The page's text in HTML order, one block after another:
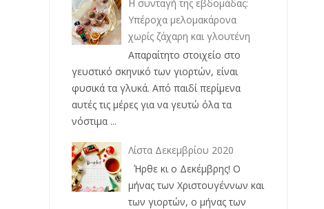
Η συνταγή της εβδομάδας:
Υπέροχα μελομακάρονα
χωρίς ζάχαρη και γλουτένη
Απαραίτητο στοιχείο στο
γευστικό σκηνικό των γιορτών, είναι
φυσικά τα γλυκά. Από παιδί περίμενα
αυτές τις μέρες για να γευτώ όλα τα
νόστιμα ...
Λίστα Δεκεμβρίου 2020
Ήρθε κι ο Δεκέμβρης! Ο
μήνας των Χριστουγέννων και
των γιορτών, ο μήνας των